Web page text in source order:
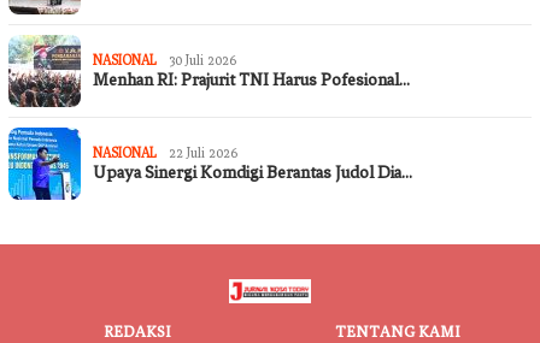
NASIONAL 30 Juli 2026
Menhan RI: Prajurit TNI Harus Pofesional…
NASIONAL 22 Juli 2026
Upaya Sinergi Komdigi Berantas Judol Dia…
REDAKSI
TENTANG KAMI